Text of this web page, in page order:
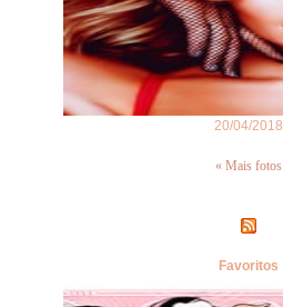
20/04/2018
« Mais fotos
Favoritos